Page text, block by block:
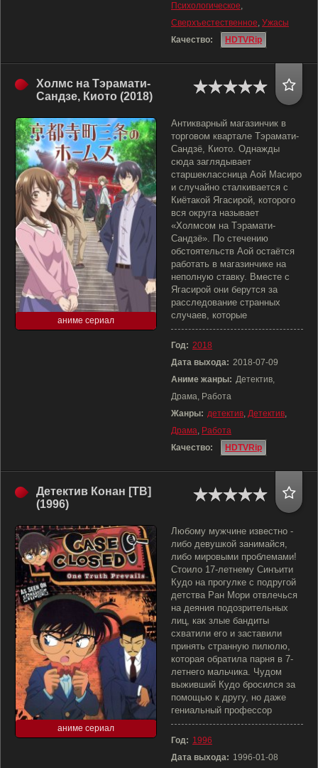
Психологическое,
Сверхъестественное, Ужасы
Качество:
HDTVRip
Холмс на Тэрамати-
Сандзе, Киото (2018)
аниме сериал
Антикварный магазинчик в
торговом квартале Тэрамати-
Сандзё, Киото. Однажды
сюда заглядывает
старшеклассница Аой Масиро
и случайно сталкивается с
Киётакой Ягасирой, которого
вся округа называет
«Холмсом на Тэрамати-
Сандзё». По стечению
обстоятельств Аой остаётся
работать в магазинчике на
неполную ставку. Вместе с
Ягасирой они берутся за
расследование странных
случаев, которые
Год: 2018
Дата выхода: 2018-07-09
Аниме жанры: Детектив,
Драма, Работа
Жанры: детектив, Детектив,
Драма, Работа
Качество:
HDTVRip
Детектив Конан [ТВ]
(1996)
аниме сериал
Любому мужчине известно -
либо девушкой занимайся,
либо мировыми проблемами!
Стоило 17-летнему Синъити
Кудо на прогулке с подругой
детства Ран Мори отвлечься
на деяния подозрительных
лиц, как злые бандиты
схватили его и заставили
принять странную пилюлю,
которая обратила парня в 7-
летнего мальчика. Чудом
выживший Кудо бросился за
помощью к другу, но даже
гениальный профессор
Год: 1996
Дата выхода: 1996-01-08